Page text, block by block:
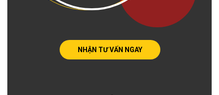
NHẬN TƯ VẤN NGAY